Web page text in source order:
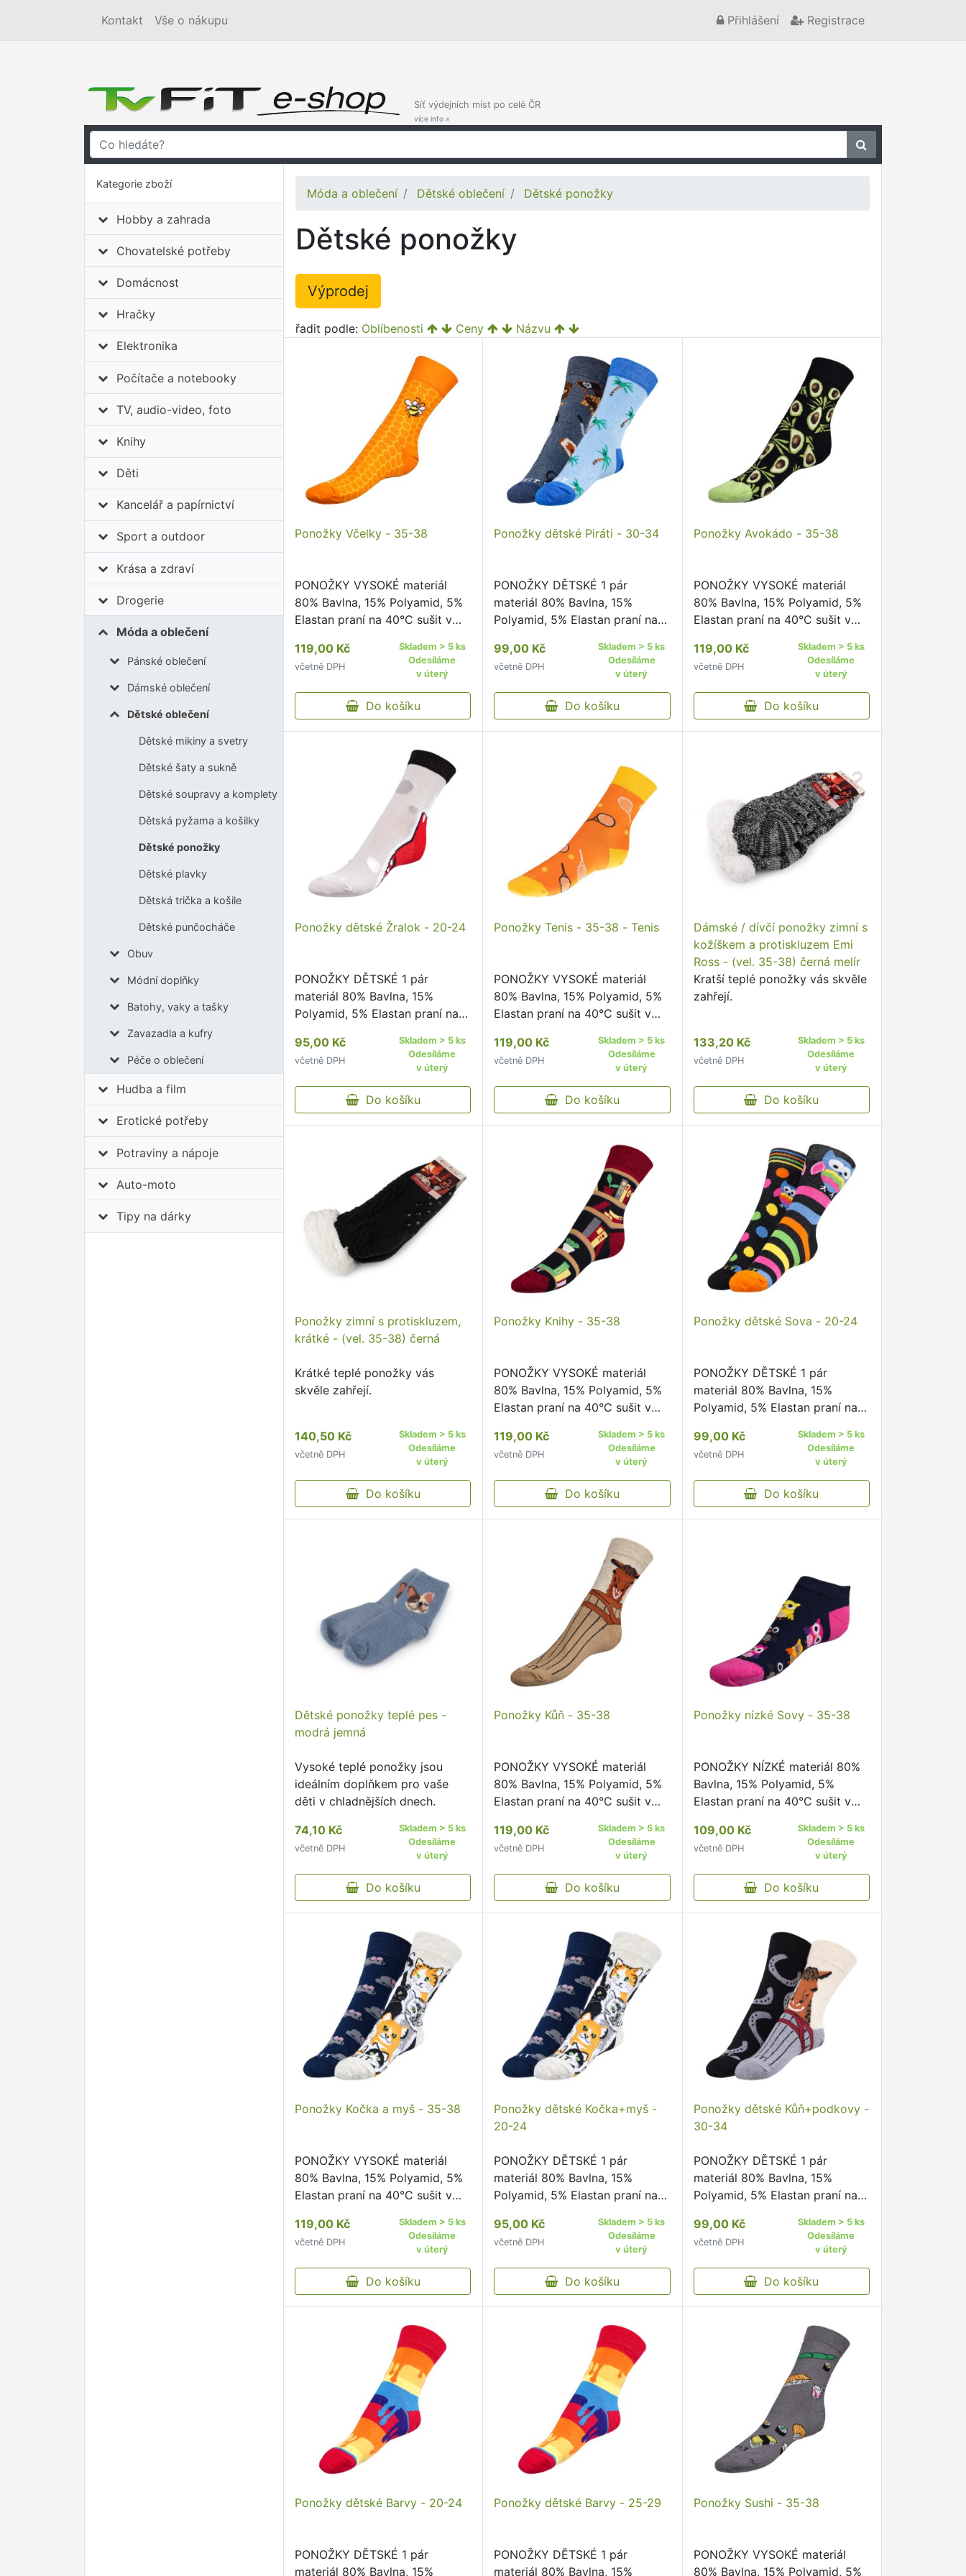
Kontakt Vše o nákupu Přihlášení Registrace
Síť výdejních míst po celé ČR
více info »
Kategorie zboží
Hobby a zahrada
Chovatelské potřeby
Domácnost
Hračky
Elektronika
Počítače a notebooky
TV, audio-video, foto
Knihy
Děti
Kancelář a papírnictví
Sport a outdoor
Krása a zdraví
Drogerie
Móda a oblečení
Pánské oblečení
Dámské oblečení
Dětské oblečení
Dětské mikiny a svetry
Dětské šaty a sukně
Dětské soupravy a komplety
Dětská pyžama a košilky
Dětské ponožky
Dětské plavky
Dětská trička a košile
Dětské punčocháče
Obuv
Módní doplňky
Batohy, vaky a tašky
Zavazadla a kufry
Péče o oblečení
Hudba a film
Erotické potřeby
Potraviny a nápoje
Auto-moto
Tipy na dárky
Móda a oblečení Dětské oblečení Dětské ponožky
Dětské ponožky
Výprodej
řadit podle: Oblíbenosti Ceny Názvu
Ponožky Včelky - 35-38
PONOŽKY VYSOKÉ materiál
80% Bavlna, 15% Polyamid, 5%
Elastan praní na 40°C sušit v
nedoporučujeme pohodlný
neškrtící lem kvalitní ponožky s
originálním vzorem od českého
119,00 Kč
včetně DPH
Skladem > 5 ks
Odesíláme
v úterý
Do košíku
Ponožky dětské Piráti - 30-34
PONOŽKY DĚTSKÉ 1 pár
materiál 80% Bavlna, 15%
Polyamid, 5% Elastan praní na
nedoporučujeme žehlit
nedoporučujeme pohodlný
neškrtící lem kvalitní ponožky s
originálním vzorem od českého
…
99,00 Kč
včetně DPH
Skladem > 5 ks
Odesíláme
v úterý
Do košíku
Ponožky Avokádo - 35-38
PONOŽKY VYSOKÉ materiál
80% Bavlna, 15% Polyamid, 5%
Elastan praní na 40°C sušit v
nedoporučujeme pohodlný
neškrtící lem kvalitní ponožky s
originálním vzorem od českého
119,00 Kč
včetně DPH
Skladem > 5 ks
Odesíláme
v úterý
Do košíku
Ponožky dětské Žralok - 20-24
PONOŽKY DĚTSKÉ 1 pár
materiál 80% Bavlna, 15%
Polyamid, 5% Elastan praní na
nedoporučujeme žehlit
nedoporučujeme pohodlný
neškrtící lem kvalitní ponožky s
originálním vzorem od českého
…
95,00 Kč
včetně DPH
Skladem > 5 ks
Odesíláme
v úterý
Do košíku
Ponožky Tenis - 35-38 - Tenis
PONOŽKY VYSOKÉ materiál
80% Bavlna, 15% Polyamid, 5%
Elastan praní na 40°C sušit v
nedoporučujeme pohodlný
neškrtící lem kvalitní ponožky s
originálním vzorem od českého
119,00 Kč
včetně DPH
Skladem > 5 ks
Odesíláme
v úterý
Do košíku
Dámské / dívčí ponožky zimní s
kožíškem a protiskluzem Emi
Ross - (vel. 35-38) černá melír
Kratší teplé ponožky vás skvěle
zahřejí.
133,20 Kč
včetně DPH
Skladem > 5 ks
Odesíláme
v úterý
Do košíku
Ponožky zimní s protiskluzem,
krátké - (vel. 35-38) černá
Krátké teplé ponožky vás
skvěle zahřejí.
140,50 Kč
včetně DPH
Skladem > 5 ks
Odesíláme
v úterý
Do košíku
Ponožky Knihy - 35-38
PONOŽKY VYSOKÉ materiál
80% Bavlna, 15% Polyamid, 5%
Elastan praní na 40°C sušit v
nedoporučujeme pohodlný
neškrtící lem kvalitní ponožky s
originálním vzorem od českého
119,00 Kč
včetně DPH
Skladem > 5 ks
Odesíláme
v úterý
Do košíku
Ponožky dětské Sova - 20-24
PONOŽKY DĚTSKÉ 1 pár
materiál 80% Bavlna, 15%
Polyamid, 5% Elastan praní na
nedoporučujeme žehlit
nedoporučujeme pohodlný
neškrtící lem kvalitní ponožky s
originálním vzorem od českého
…
99,00 Kč
včetně DPH
Skladem > 5 ks
Odesíláme
v úterý
Do košíku
Dětské ponožky teplé pes -
modrá jemná
Vysoké teplé ponožky jsou
ideálním doplňkem pro vaše
děti v chladnějších dnech.
74,10 Kč
včetně DPH
Skladem > 5 ks
Odesíláme
v úterý
Do košíku
Ponožky Kůň - 35-38
PONOŽKY VYSOKÉ materiál
80% Bavlna, 15% Polyamid, 5%
Elastan praní na 40°C sušit v
nedoporučujeme pohodlný
neškrtící lem kvalitní ponožky s
originálním vzorem od českého
119,00 Kč
včetně DPH
Skladem > 5 ks
Odesíláme
v úterý
Do košíku
Ponožky nízké Sovy - 35-38
PONOŽKY NÍZKÉ materiál 80%
Bavlna, 15% Polyamid, 5%
Elastan praní na 40°C sušit v
nedoporučujeme pohodlný
neškrtící lem kvalitní ponožky s
originálním vzorem od českého
109,00 Kč
včetně DPH
Skladem > 5 ks
Odesíláme
v úterý
Do košíku
Ponožky Kočka a myš - 35-38
PONOŽKY VYSOKÉ materiál
80% Bavlna, 15% Polyamid, 5%
Elastan praní na 40°C sušit v
nedoporučujeme pohodlný
neškrtící lem kvalitní ponožky s
originálním vzorem od českého
119,00 Kč
včetně DPH
Skladem > 5 ks
Odesíláme
v úterý
Do košíku
Ponožky dětské Kočka+myš -
20-24
PONOŽKY DĚTSKÉ 1 pár
materiál 80% Bavlna, 15%
Polyamid, 5% Elastan praní na
nedoporučujeme žehlit
nedoporučujeme pohodlný
neškrtící lem kvalitní ponožky s
originálním vzorem od českého
…
95,00 Kč
včetně DPH
Skladem > 5 ks
Odesíláme
v úterý
Do košíku
Ponožky dětské Kůň+podkovy -
30-34
PONOŽKY DĚTSKÉ 1 pár
materiál 80% Bavlna, 15%
Polyamid, 5% Elastan praní na
nedoporučujeme žehlit
nedoporučujeme pohodlný
neškrtící lem kvalitní ponožky s
originálním vzorem od českého
…
99,00 Kč
včetně DPH
Skladem > 5 ks
Odesíláme
v úterý
Do košíku
Ponožky dětské Barvy - 20-24
PONOŽKY DĚTSKÉ 1 pár
materiál 80% Bavlna, 15%
Ponožky dětské Barvy - 25-29
PONOŽKY DĚTSKÉ 1 pár
materiál 80% Bavlna, 15%
Ponožky Sushi - 35-38
PONOŽKY VYSOKÉ materiál
80% Bavlna, 15% Polyamid, 5%